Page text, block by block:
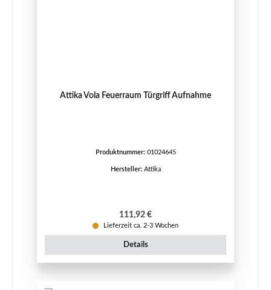
Attika Vola Feuerraum Türgriff Aufnahme
Produktnummer: 01024645
Hersteller: Attika
Regulärer Preis:
111,92 €
Lieferzeit ca. 2-3 Wochen
Details